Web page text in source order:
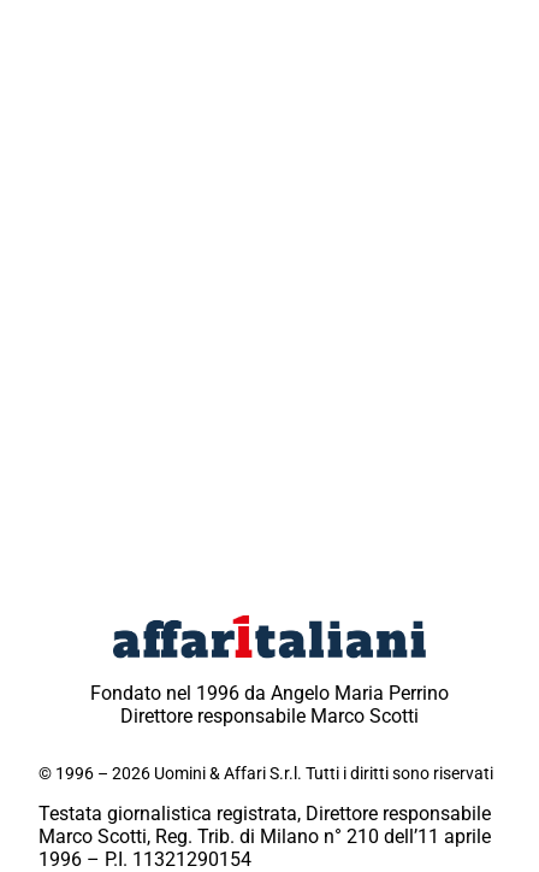
Fondato nel 1996 da Angelo Maria Perrino
Direttore responsabile Marco Scotti
© 1996 – 2026 Uomini & Affari S.r.l. Tutti i diritti sono riservati
Testata giornalistica registrata, Direttore responsabile
Marco Scotti, Reg. Trib. di Milano n° 210 dell’11 aprile
1996 – P.I. 11321290154